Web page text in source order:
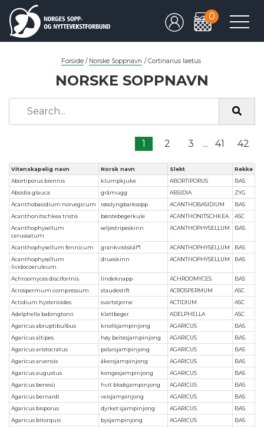
0
Forside / Norske Soppnavn / Cortinarius laetus
NORSKE SOPPNAVN
1 2 3 ... 41 42
Vitenskapelig navn Norsk navn Slekt
Rekke
Abortiporus biennis
klumpkjuke ABORTIPORUS
BAS
Absidia glauca
gråmugg ABSIDIA
ZYG
Acanthobasidium norvegicum
røsslyngbarksopp ACANTHOBASIDIUM
BAS
Acanthonitschkea tristis
børstebegerkule ACANTHONITSCHKEA
ASC
Acanthophysellum
cerussatum
seljestripeskinn ACANTHOPHYSELLUM BAS
Acanthophysellum fennicum grankvistskål*1 ACANTHOPHYSELLUM
BAS
Acanthophysellum
lividocoeruleum
drueskinn ACANTHOPHYSELLUM BAS
Achroomyces disciformis lindeknapp ACHROOMYCES
BAS
Acrospermum compressum
staudestift ACROSPERMUM
ASC
Actidium hysterioides
svartstjerne ACTIDIUM
ASC
Adelphella babingtonii
klattbeger ADELPHELLA
ASC
Agaricus abruptibulbus
knollsjampinjong AGARICUS
BAS
Agaricus altipes
høy beitesjampinjong AGARICUS
BAS
Agaricus aristocratus
polarsjampinjong AGARICUS
BAS
Agaricus arvensis
åkersjampinjong AGARICUS
BAS
Agaricus augustus
kongesjampinjong AGARICUS
BAS
Agaricus benesii
hvit blodsjampinjong AGARICUS
BAS
Agaricus bernardi
veisjampinjong AGARICUS
BAS
Agaricus bisporus
dyrket sjampinjong AGARICUS
BAS
Agaricus bitorquis
bysjampinjong AGARICUS
BAS